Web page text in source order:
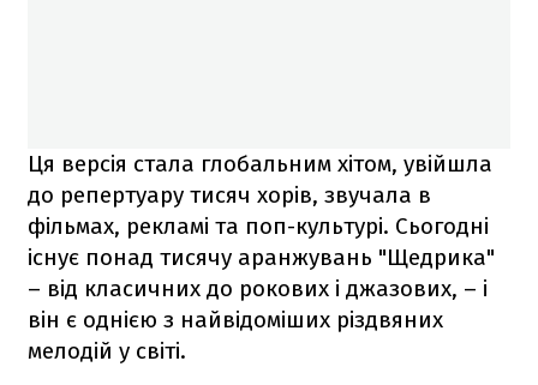
Ця версія стала глобальним хітом, увійшла
до репертуару тисяч хорів, звучала в
фільмах, рекламі та поп-культурі. Сьогодні
існує понад тисячу аранжувань "Щедрика"
– від класичних до рокових і джазових, – і
він є однією з найвідоміших різдвяних
мелодій у світі.